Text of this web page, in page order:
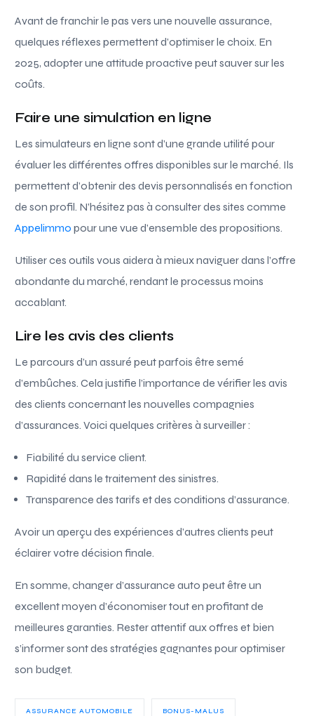
Avant de franchir le pas vers une nouvelle assurance,
quelques réflexes permettent d’optimiser le choix. En
2025, adopter une attitude proactive peut sauver sur les
coûts.
Faire une simulation en ligne
Les simulateurs en ligne sont d’une grande utilité pour
évaluer les différentes offres disponibles sur le marché. Ils
permettent d’obtenir des devis personnalisés en fonction
de son profil. N’hésitez pas à consulter des sites comme
Appelimmo pour une vue d’ensemble des propositions.
Utiliser ces outils vous aidera à mieux naviguer dans l’offre
abondante du marché, rendant le processus moins
accablant.
Lire les avis des clients
Le parcours d’un assuré peut parfois être semé
d’embûches. Cela justifie l’importance de vérifier les avis
des clients concernant les nouvelles compagnies
d’assurances. Voici quelques critères à surveiller :
Fiabilité du service client.
Rapidité dans le traitement des sinistres.
Transparence des tarifs et des conditions d’assurance.
Avoir un aperçu des expériences d’autres clients peut
éclairer votre décision finale.
En somme, changer d’assurance auto peut être un
excellent moyen d’économiser tout en profitant de
meilleures garanties. Rester attentif aux offres et bien
s’informer sont des stratégies gagnantes pour optimiser
son budget.
ASSURANCE AUTOMOBILE BONUS-MALUS